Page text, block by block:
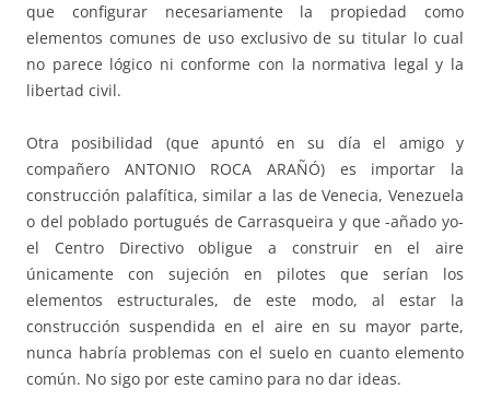
que configurar necesariamente la propiedad como
elementos comunes de uso exclusivo de su titular lo cual
no parece lógico ni conforme con la normativa legal y la
libertad civil.
Otra posibilidad (que apuntó en su día el amigo y
compañero ANTONIO ROCA ARAÑÓ) es importar la
construcción palafítica, similar a las de Venecia, Venezuela
o del poblado portugués de Carrasqueira y que -añado yo-
el Centro Directivo obligue a construir en el aire
únicamente con sujeción en pilotes que serían los
elementos estructurales, de este modo, al estar la
construcción suspendida en el aire en su mayor parte,
nunca habría problemas con el suelo en cuanto elemento
común. No sigo por este camino para no dar ideas.